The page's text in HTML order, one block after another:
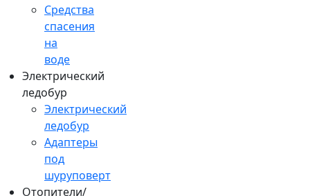
Средства
спасения
на
воде
Электрический
ледобур
Электрический
ледобур
Адаптеры
под
шуруповерт
Отопители/